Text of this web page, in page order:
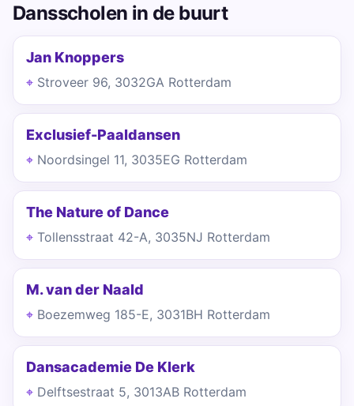
Dansscholen in de buurt
Jan Knoppers
Stroveer 96, 3032GA Rotterdam
Exclusief-Paaldansen
Noordsingel 11, 3035EG Rotterdam
The Nature of Dance
Tollensstraat 42-A, 3035NJ Rotterdam
M. van der Naald
Boezemweg 185-E, 3031BH Rotterdam
Dansacademie De Klerk
Delftsestraat 5, 3013AB Rotterdam